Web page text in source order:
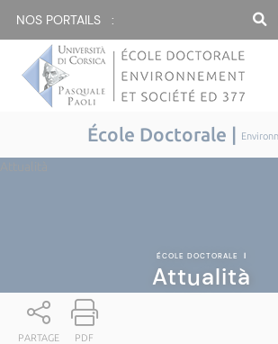
NOS PORTAILS :
École Doctorale |
ÉCOLE DOCTORALE |
Attualità
PARTAGE PDF